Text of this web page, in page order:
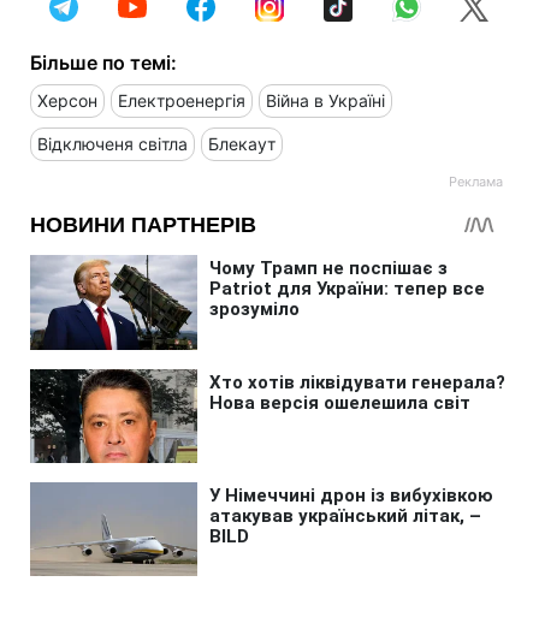
Більше по темі:
Херсон Електроенергія Війна в Україні
Відключеня світла Блекаут